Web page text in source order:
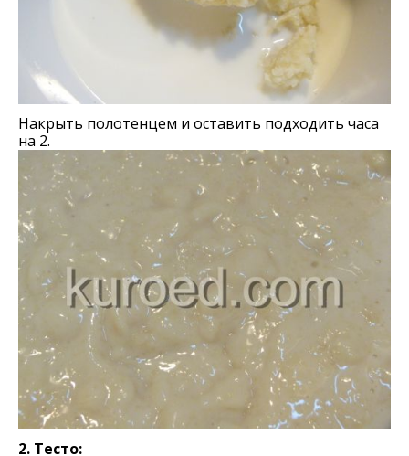
Накрыть полотенцем и оставить подходить часа
на 2.
2. Тесто: